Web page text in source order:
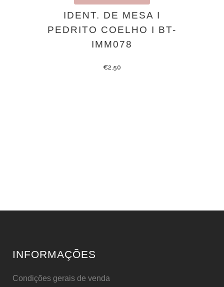
IDENT. DE MESA I
PEDRITO COELHO I BT-
IMM078
€2.50
INFORMAÇÕES
Condições gerais de venda